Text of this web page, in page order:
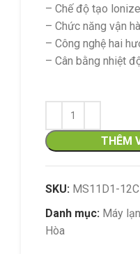
– Chế độ tạo
– Chức năng vận
– Công nghệ hai
– Cân bằng
THÊM
SKU: MS11D1-
Danh mục: Máy
Hòa